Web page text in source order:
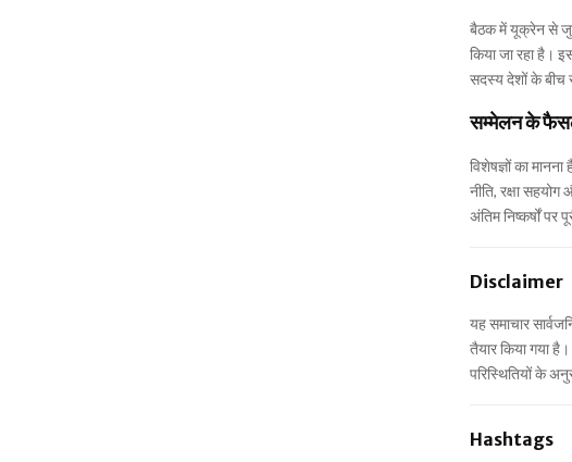
बैठक में यूक्रेन से जुड़े
किया जा रहा है।
सदस्य देशों के बीच
सम्मेलन के
विशेषज्ञों का
नीति, रक्षा
अंतिम निष्कर्षों पर
Disclaimer
यह समाचार
तैयार किया गया
परिस्थितियों के
Hashtags